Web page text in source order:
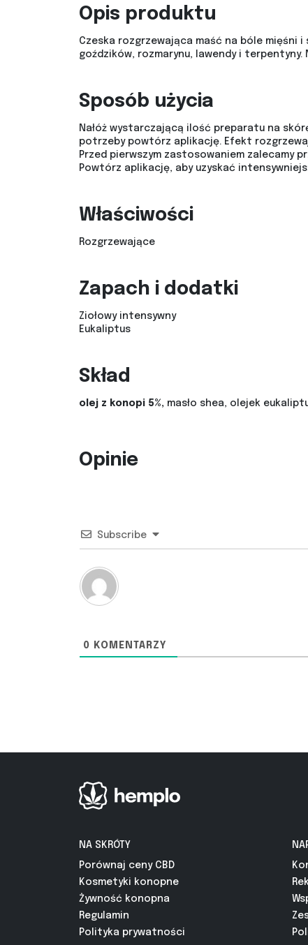
Opis produktu
Czeska rozgrzewająca maść na bóle mięśni
goździków, rozmarynu, lawendy i
Sposób użycia
Nałóż wystarczającą ilość preparatu na
potrzeby powtórz aplikację. Efekt
Przed pierwszym zastosowaniem zalecamy
Powtórz aplikację, aby uzyskać
Właściwości
Rozgrzewające
Zapach i dodatki
Ziołowy intensywny
Eukaliptus
Skład
olej z konopi 5%,masło shea, olejek
Opinie
Subscribe
0 KOMENTARZY
NA SKRÓTY
Porównaj ceny CBD
Kosmetyki konopne
Żywność konopna
Regulamin
Polityka prywatności